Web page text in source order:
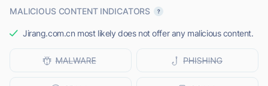
MALICIOUS CONTENT INDICATORS
Jirang.com.cn most likely does not offer any malicious content.